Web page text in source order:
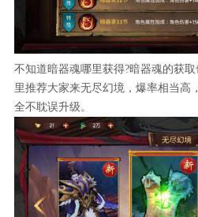
不知道暗器魂哪里获得?暗器魂的获
里推荐大家来无尽幻境，爆率相当高
全不耽误升级。